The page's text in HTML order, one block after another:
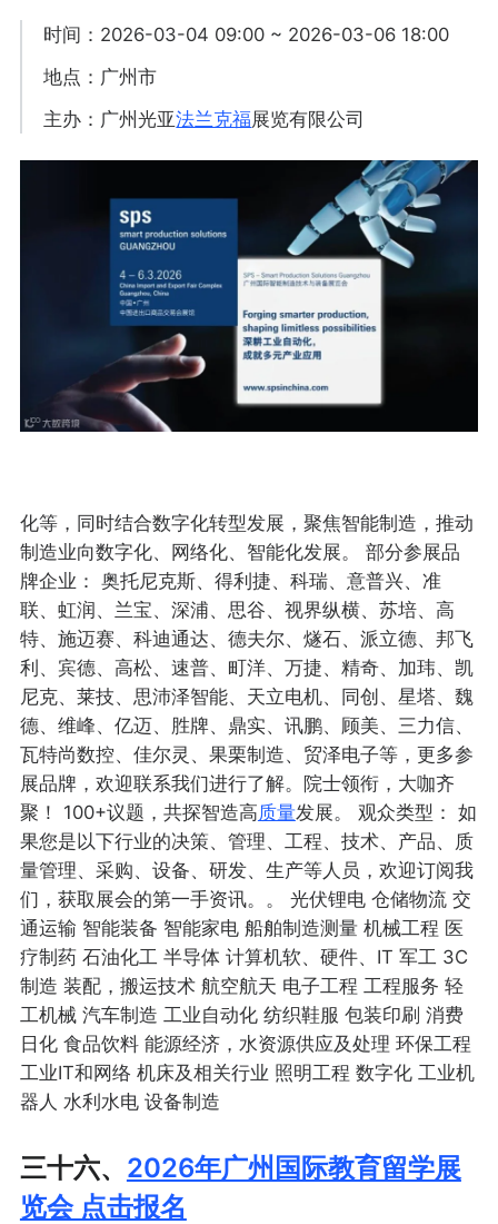
时间：2026-03-04 09:00 ~ 2026-03-06 18:00
地点：广州市
主办：广州光亚法兰克福展览有限公司
化等，同时结合数字化转型发展，聚焦智能制造，推动
制造业向数字化、网络化、智能化发展。 部分参展品
牌企业： 奥托尼克斯、得利捷、科瑞、意普兴、准
联、虹润、兰宝、深浦、思谷、视界纵横、苏培、高
特、施迈赛、科迪通达、德夫尔、燧石、派立德、邦飞
利、宾德、高松、速普、町洋、万捷、精奇、加玮、凯
尼克、莱技、思沛泽智能、天立电机、同创、星塔、魏
德、维峰、亿迈、胜牌、鼎实、讯鹏、顾美、三力信、
瓦特尚数控、佳尔灵、果栗制造、贸泽电子等，更多参
展品牌，欢迎联系我们进行了解。院士领衔，大咖齐
聚！ 100+议题，共探智造高质量发展。 观众类型： 如
果您是以下行业的决策、管理、工程、技术、产品、质
量管理、采购、设备、研发、生产等人员，欢迎订阅我
们，获取展会的第一手资讯。。 光伏锂电 仓储物流 交
通运输 智能装备 智能家电 船舶制造测量 机械工程 医
疗制药 石油化工 半导体 计算机软、硬件、IT 军工 3C
制造 装配，搬运技术 航空航天 电子工程 工程服务 轻
工机械 汽车制造 工业自动化 纺织鞋服 包装印刷 消费
日化 食品饮料 能源经济，水资源供应及处理 环保工程
工业IT和网络 机床及相关行业 照明工程 数字化 工业机
器人 水利水电 设备制造
三十六、 2026年广州国际教育留学展
览会 点击报名